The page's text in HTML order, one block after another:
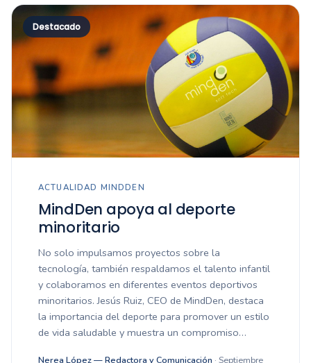
Destacado
ACTUALIDAD MINDDEN
MindDen apoya al deporte
minoritario
No solo impulsamos proyectos sobre la
tecnología, también respaldamos el talento infantil
y colaboramos en diferentes eventos deportivos
minoritarios. Jesús Ruiz, CEO de MindDen, destaca
la importancia del deporte para promover un estilo
de vida saludable y muestra un compromiso…
Nerea López — Redactora y Comunicación · Septiembre